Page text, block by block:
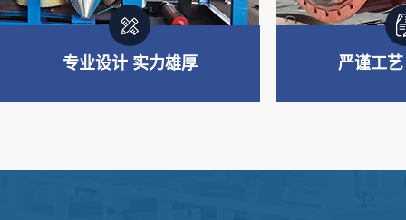
专业设计 实力雄厚 严谨工